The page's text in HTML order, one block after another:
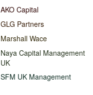
AKO Capital
GLG Partners
Marshall Wace
Naya Capital Management
UK
SFM UK Management